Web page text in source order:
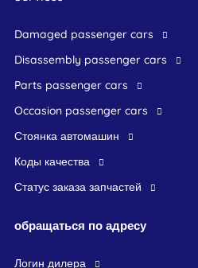
damaged passenger cars
disassembly passenger cars
parts passenger cars
occasion passenger cars
стоянка автомашин
Коды качества
Статус заказа запчастей
обращаться по адресу
логин дилера